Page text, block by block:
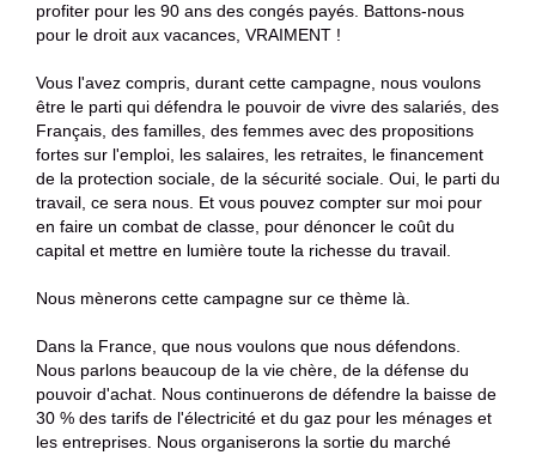
profiter pour les 90 ans des congés payés. Battons-nous
pour le droit aux vacances, VRAIMENT !
Vous l'avez compris, durant cette campagne, nous voulons
être le parti qui défendra le pouvoir de vivre des salariés, des
Français, des familles, des femmes avec des propositions
fortes sur l'emploi, les salaires, les retraites, le financement
de la protection sociale, de la sécurité sociale. Oui, le parti du
travail, ce sera nous. Et vous pouvez compter sur moi pour
en faire un combat de classe, pour dénoncer le coût du
capital et mettre en lumière toute la richesse du travail.
Nous mènerons cette campagne sur ce thème là.
Dans la France, que nous voulons que nous défendons.
Nous parlons beaucoup de la vie chère, de la défense du
pouvoir d'achat. Nous continuerons de défendre la baisse de
30 % des tarifs de l'électricité et du gaz pour les ménages et
les entreprises. Nous organiserons la sortie du marché